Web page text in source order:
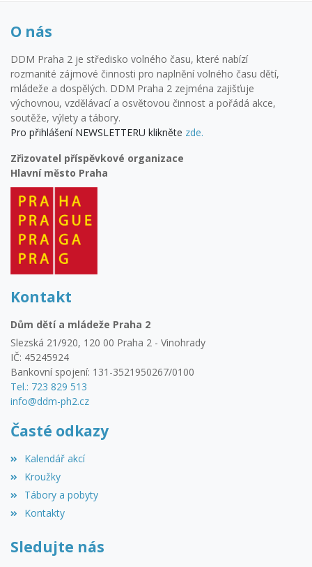
O nás
DDM Praha 2 je středisko volného času, které nabízí
rozmanité zájmové činnosti pro naplnění volného času dětí,
mládeže a dospělých. DDM Praha 2 zejména zajišťuje
výchovnou, vzdělávací a osvětovou činnost a pořádá akce,
soutěže, výlety a tábory.
Pro přihlášení NEWSLETTERU klikněte zde.
Zřizovatel příspěvkové organizace
Hlavní město Praha
Kontakt
Dům dětí a mládeže Praha 2
Slezská 21/920, 120 00 Praha 2 - Vinohrady
IČ: 45245924
Bankovní spojení: 131-3521950267/0100
Tel.: 723 829 513
info@ddm-ph2.cz
Časté odkazy
Kalendář akcí
Kroužky
Tábory a pobyty
Kontakty
Sledujte nás